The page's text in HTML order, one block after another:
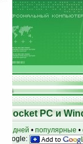
25
Pocket PC и
за 7 дней • популярные •
Google: